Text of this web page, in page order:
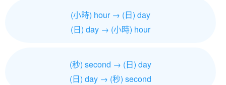
(小時) hour → (日) day
(日) day → (小時) hour
(秒) second → (日) day
(日) day → (秒) second